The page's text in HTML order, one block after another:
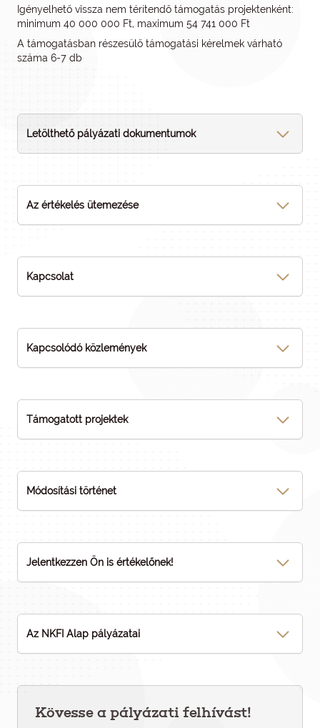
Igényelhető vissza nem térítendő támogatás projektenként:
minimum 40 000 000 Ft, maximum 54 741 000 Ft
A támogatásban részesülő támogatási kérelmek várható
száma 6-7 db
Letölthető pályázati dokumentumok
Az értékelés ütemezése
Kapcsolat
Kapcsolódó közlemények
Támogatott projektek
Módosítási történet
Jelentkezzen Ön is értékelőnek!
Az NKFI Alap pályázatai
Kövesse a pályázati felhívást!